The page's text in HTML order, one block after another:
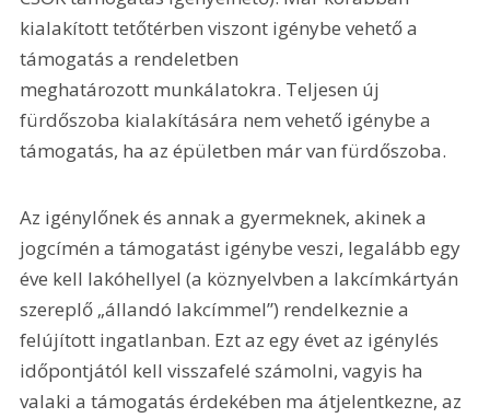
kialakított tetőtérben viszont igénybe vehető a
támogatás a rendeletben
meghatározott munkálatokra. Teljesen új
fürdőszoba kialakítására nem vehető igénybe a
támogatás, ha az épületben már van fürdőszoba.
Az igénylőnek és annak a gyermeknek, akinek a
jogcímén a támogatást igénybe veszi, legalább egy
éve kell lakóhellyel (a köznyelvben a lakcímkártyán
szereplő „állandó lakcímmel”) rendelkeznie a
felújított ingatlanban. Ezt az egy évet az igénylés
időpontjától kell visszafelé számolni, vagyis ha
valaki a támogatás érdekében ma átjelentkezne, az